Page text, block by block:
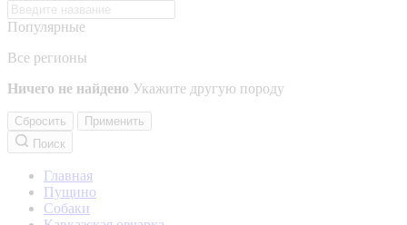
Популярные
Все регионы
Ничего не найдено Укажите другую породу
Сбросить
Применить
Поиск
Главная
Пущино
Собаки